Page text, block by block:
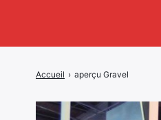
Accueil › aperçu Gravel